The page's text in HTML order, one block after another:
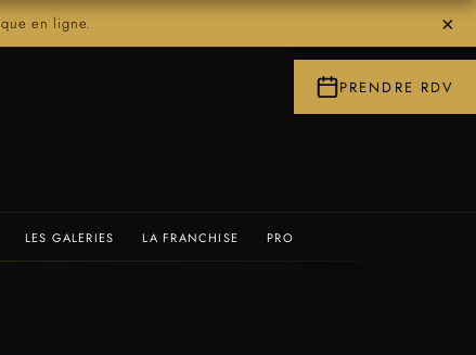
en ligne. ×
LES GALERIES LA FRANCHISE PRO
PRENDRE RDV